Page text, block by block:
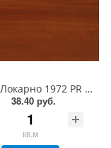
Яблоня Локарно 1972 PR Ultradecor ЛДСП 18 мм
38.40 руб.
кв.м